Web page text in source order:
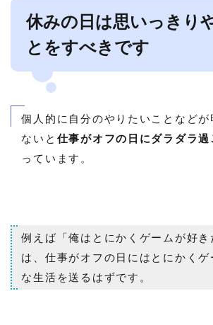
休みの日は思いっきり
とをすべきです
個人的に自分のやりたいことなど
ないと 仕事がオフの日にダラダラ過
っています。
例えば「俺はとにかくゲームが好き
は、仕事がオフの日にはとにかく
な生活を送るはずです。